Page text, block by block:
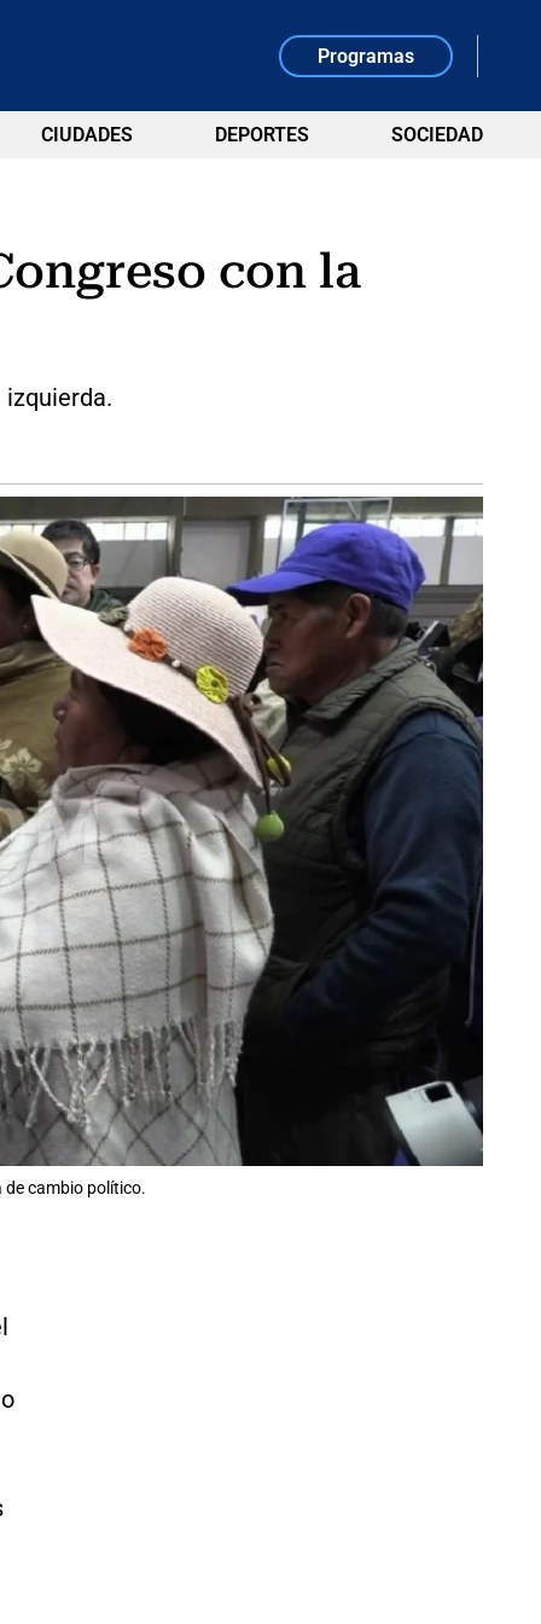
Programas
CIUDADES DEPORTES SOCIEDAD
con la
cambio político.